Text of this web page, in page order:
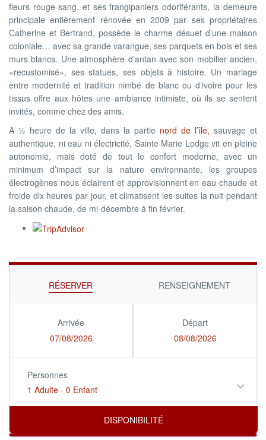
fleurs rouge-sang, et ses frangipaniers odoriférants, la demeure
principale entièrement rénovée en 2009 par ses propriétaires
Catherine et Bertrand, possède le charme désuet d’une maison
coloniale… avec sa grande varangue, ses parquets en bois et ses
murs blancs. Une atmosphère d’antan avec son mobilier ancien,
«recustomisé», ses statues, ses objets à histoire. Un mariage
entre modernité et tradition nimbé de blanc ou d’ivoire pour les
tissus offre aux hôtes une ambiance intimiste, où ils se sentent
invités, comme chez des amis.
A ½ heure de la ville, dans la partie nord de l’île, sauvage et
authentique, ni eau ni électricité, Sainte Marie Lodge vit en pleine
autonomie, mais doté de tout le confort moderne, avec un
minimum d’impact sur la nature environnante, les groupes
électrogènes nous éclairent et approvisionnent en eau chaude et
froide dix heures par jour, et climatisent les suites la nuit pendant
la saison chaude, de mi-décembre à fin février.
RÉSERVER RENSEIGNEMENT
Arrivée
07/08/2026
Départ
08/08/2026
Personnes
1 Adulte - 0 Enfant